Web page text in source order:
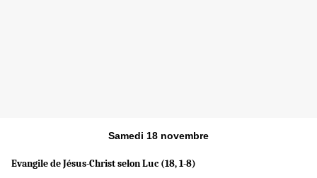
Samedi 18 novembre
Evangile de Jésus-Christ selon Luc (18, 1-8)